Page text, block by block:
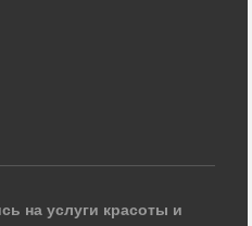
на услуги красоты и